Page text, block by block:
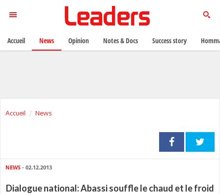
Accueil News
NEWS - 02.12.2013
Dialogue national: Abassi souffle le chaud et le froid
Accueil News Opinion Notes & Docs Success story